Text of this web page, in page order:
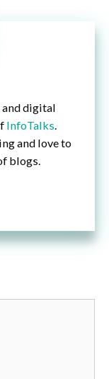
digital
InfoTalks.
and love to
blogs.